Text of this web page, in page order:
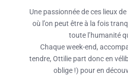
Une passionnée de ces lieux
où l’on peut être à la fois
toute l’humanité
Chaque week-end,
tendre, Ottilie part donc en
oblige !) pour en